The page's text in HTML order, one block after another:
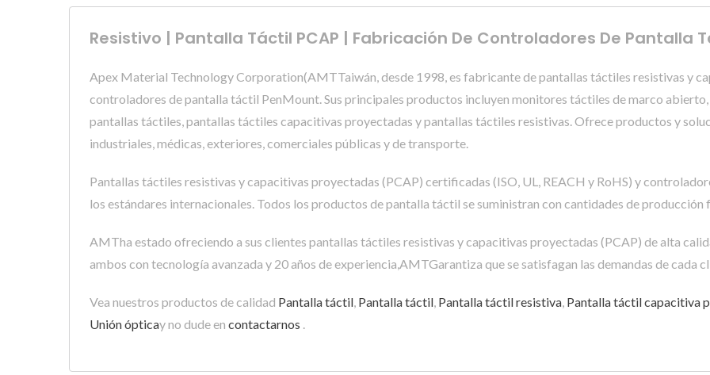
Resistivo | Pantalla Táctil PCAP | Fabricación De Controladores De Pantalla
Apex Material Technology Corporation(AMTTaiwán, desde 1998, es fabricante de pantallas táctiles resistivas y
controladores de pantalla táctil PenMount. Sus principales productos incluyen monitores táctiles de marco
pantallas táctiles, pantallas táctiles capacitivas proyectadas y pantallas táctiles resistivas. Ofrece productos y
industriales, médicas, exteriores, comerciales públicas y de transporte.
Pantallas táctiles resistivas y capacitivas proyectadas (PCAP) certificadas (ISO, UL, REACH y RoHS) y
los estándares internacionales. Todos los productos de pantalla táctil se suministran con cantidades de
AMTha estado ofreciendo a sus clientes pantallas táctiles resistivas y capacitivas proyectadas (PCAP) de alta
ambos con tecnología avanzada y 20 años de experiencia,AMTGarantiza que se satisfagan las demandas de cada
Vea nuestros productos de calidad Pantalla táctil, Pantalla táctil, Pantalla táctil resistiva, Pantalla táctil capacitiva
Unión ópticay no dude en contactarnos .